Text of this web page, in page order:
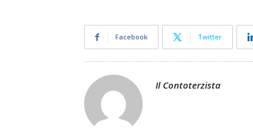
Facebook Twitter
Il Contoterzista